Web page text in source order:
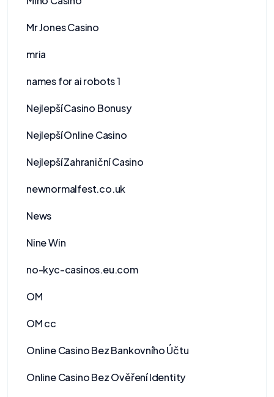
Mr Jones Casino
mria
names for ai robots 1
Nejlepší Casino Bonusy
Nejlepší Online Casino
Nejlepší Zahraniční Casino
newnormalfest.co.uk
News
Nine Win
no-kyc-casinos.eu.com
OM
OM cc
Online Casino Bez Bankovního Účtu
Online Casino Bez Ověření Identity